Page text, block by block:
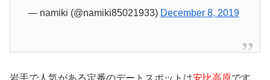
— namiki (@namiki85021933) December 8, 2019
岩手で人気がある定番のデートスポットは安比高原です。